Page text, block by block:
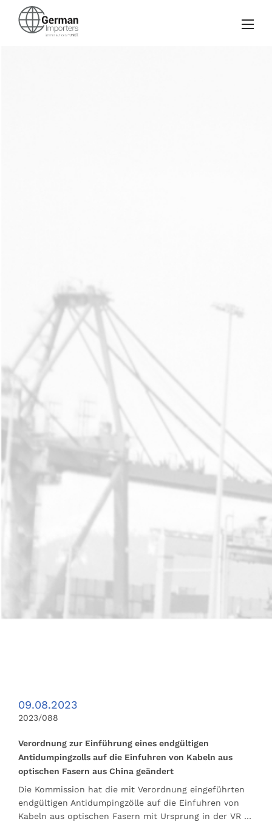
09.08.2023
2023/088
Verordnung zur Einführung eines endgültigen
Antidumpingzolls auf die Einfuhren von Kabeln aus
optischen Fasern aus China geändert
Die Kommission hat die mit Verordnung eingeführten
endgültigen Antidumpingzölle auf die Einfuhren von
Kabeln aus optischen Fasern mit Ursprung in der VR …